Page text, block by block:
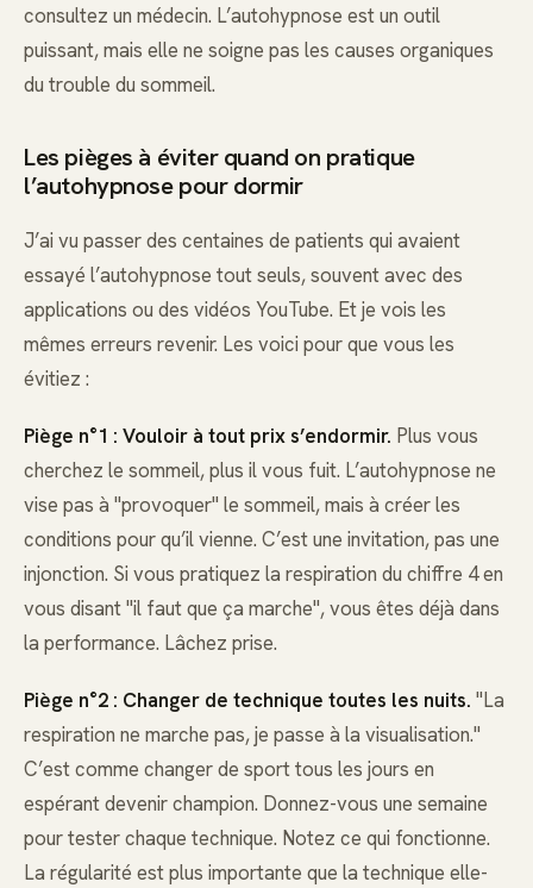
consultez un médecin. L’autohypnose est un outil
puissant, mais elle ne soigne pas les causes organiques
du trouble du sommeil.
Les pièges à éviter quand on pratique
l’autohypnose pour dormir
J’ai vu passer des centaines de patients qui avaient
essayé l’autohypnose tout seuls, souvent avec des
applications ou des vidéos YouTube. Et je vois les
mêmes erreurs revenir. Les voici pour que vous les
évitiez :
Piège n°1 : Vouloir à tout prix s’endormir. Plus vous
cherchez le sommeil, plus il vous fuit. L’autohypnose ne
vise pas à "provoquer" le sommeil, mais à créer les
conditions pour qu’il vienne. C’est une invitation, pas une
injonction. Si vous pratiquez la respiration du chiffre 4 en
vous disant "il faut que ça marche", vous êtes déjà dans
la performance. Lâchez prise.
Piège n°2 : Changer de technique toutes les nuits. "La
respiration ne marche pas, je passe à la visualisation."
C’est comme changer de sport tous les jours en
espérant devenir champion. Donnez-vous une semaine
pour tester chaque technique. Notez ce qui fonctionne.
La régularité est plus importante que la technique elle-